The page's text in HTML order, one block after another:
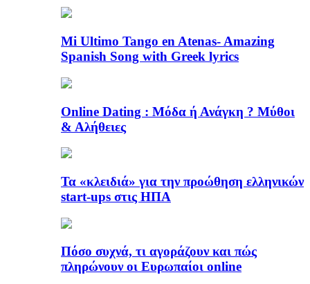
Mi Ultimo Tango en Atenas- Amazing
Spanish Song with Greek lyrics
Online Dating : Μόδα ή Ανάγκη ? Μύθοι
& Αλήθειες
Τα «κλειδιά» για την προώθηση ελληνικών
start-ups στις ΗΠΑ
Πόσο συχνά, τι αγοράζουν και πώς
πληρώνουν οι Ευρωπαίοι online